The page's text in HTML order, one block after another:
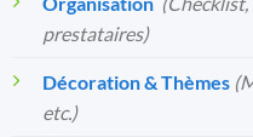
prestataires)
Décoration & Thèmes
etc.)